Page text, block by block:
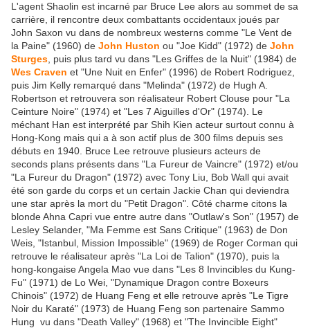
L'agent Shaolin est incarné par Bruce Lee alors au sommet de sa
carrière, il rencontre deux combattants occidentaux joués par
John Saxon vu dans de nombreux westerns comme "Le Vent de
la Paine" (1960) de John Huston ou "Joe Kidd" (1972) de John
Sturges , puis plus tard vu dans "Les Griffes de la Nuit" (1984) de
Wes Craven et "Une Nuit en Enfer" (1996) de Robert Rodriguez,
puis Jim Kelly remarqué dans "Melinda" (1972) de Hugh A.
Robertson et retrouvera son réalisateur Robert Clouse pour "La
Ceinture Noire" (1974) et "Les 7 Aiguilles d'Or" (1974). Le
méchant Han est interprété par Shih Kien acteur surtout connu à
Hong-Kong mais qui a à son actif plus de 300 films depuis ses
débuts en 1940. Bruce Lee retrouve plusieurs acteurs de
seconds plans présents dans "La Fureur de Vaincre" (1972) et/ou
"La Fureur du Dragon" (1972) avec Tony Liu, Bob Wall qui avait
été son garde du corps et un certain Jackie Chan qui deviendra
une star après la mort du "Petit Dragon". Côté charme citons la
blonde Ahna Capri vue entre autre dans "Outlaw's Son" (1957) de
Lesley Selander, "Ma Femme est Sans Critique" (1963) de Don
Weis, "Istanbul, Mission Impossible" (1969) de Roger Corman qui
retrouve le réalisateur après "La Loi de Talion" (1970), puis la
hong-kongaise Angela Mao vue dans "Les 8 Invincibles du Kung-
Fu" (1971) de Lo Wei, "Dynamique Dragon contre Boxeurs
Chinois" (1972) de Huang Feng et elle retrouve après "Le Tigre
Noir du Karaté" (1973) de Huang Feng son partenaire Sammo
Hung vu dans "Death Valley" (1968) et "The Invincible Eight"